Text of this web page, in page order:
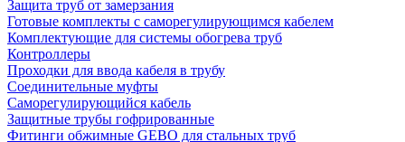
Защита труб от замерзания
Готовые комплекты с саморегулирующимся кабелем
Комплектующие для системы обогрева труб
Контроллеры
Проходки для ввода кабеля в трубу
Соединительные муфты
Саморегулирующийся кабель
Защитные трубы гофрированные
Фитинги обжимные GEBO для стальных труб